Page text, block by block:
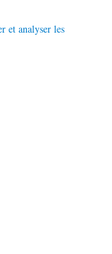
et analyser les